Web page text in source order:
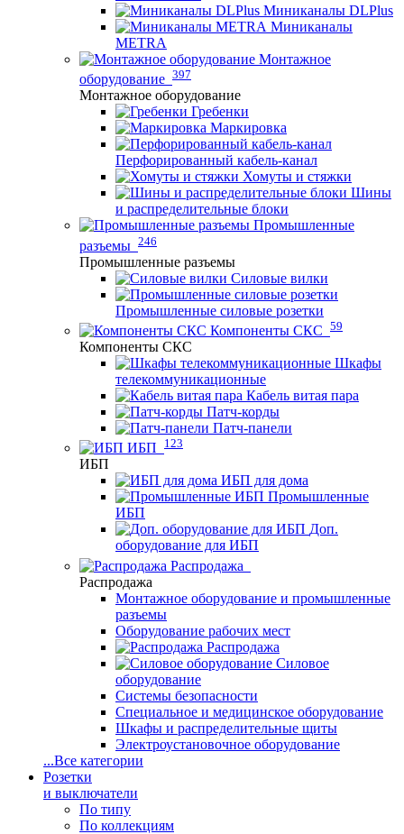
Миниканалы DLPlus
Миниканалы
METRA
Монтажное
оборудование 397
Монтажное оборудование
Гребенки
Маркировка
Перфорированный кабель-канал
Хомуты и стяжки
Шины
и распределительные блоки
Промышленные
разъемы 246
Промышленные разъемы
Силовые вилки
Промышленные силовые розетки
Компоненты СКС 59
Компоненты СКС
Шкафы
телекоммуникационные
Кабель витая пара
Патч-корды
Патч-панели
ИБП
123
ИБП
ИБП для дома
Промышленные
ИБП
Доп.
оборудование для ИБП
Распродажа
Распродажа
Монтажное оборудование и промышленные
разъемы
Оборудование рабочих мест
Распродажа
Силовое
оборудование
Системы безопасности
Специальное и медицинское оборудование
Шкафы и распределительные щиты
Электроустановочное оборудование
...Все категории
Розетки
и выключатели
По типу
По коллекциям